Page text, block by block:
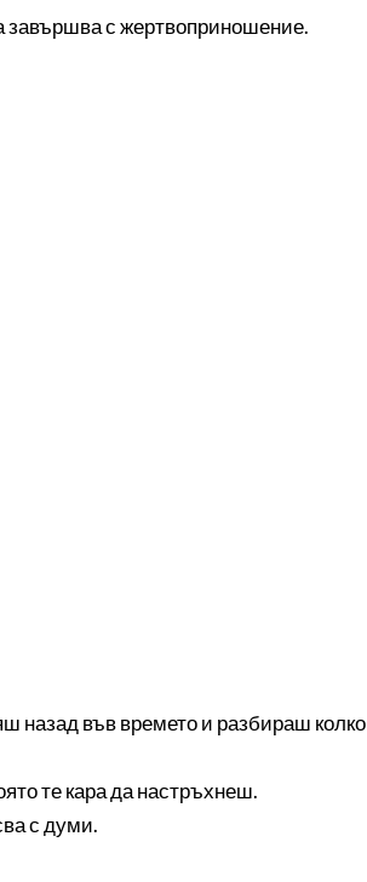
завършва с жертвоприношение.
назад във времето и разбираш колко
те кара да настръхнеш.
с думи.